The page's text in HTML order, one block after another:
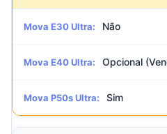
Mova E30 Ultra: Não
Mova E40 Ultra: Opcional
Mova P50s Ultra: Sim